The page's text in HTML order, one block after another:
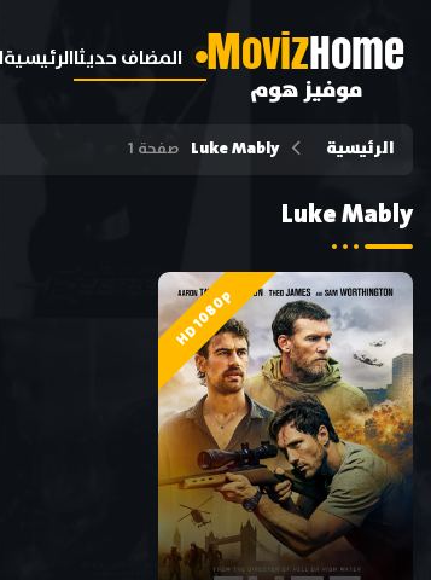
MovizHome
موفيز هوم
المضاف حديثاالرئيسية
الرئيسية Luke Mably صفحة 1
Luke Mably
HD 1080p